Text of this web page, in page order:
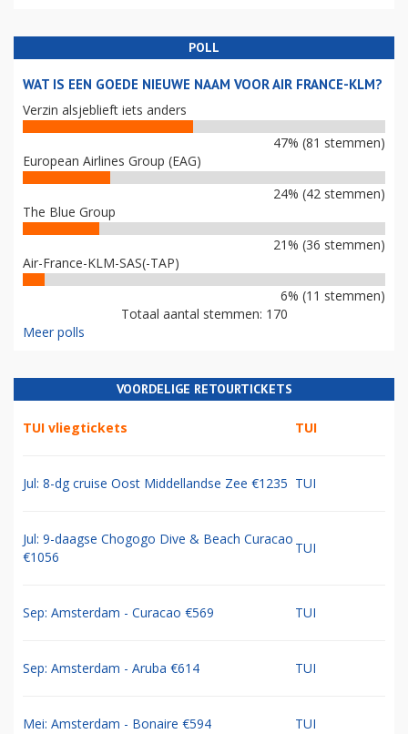
POLL
WAT IS EEN GOEDE NIEUWE NAAM VOOR AIR FRANCE-KLM?
Verzin alsjeblieft iets anders
47% (81 stemmen)
European Airlines Group (EAG)
24% (42 stemmen)
The Blue Group
21% (36 stemmen)
Air-France-KLM-SAS(-TAP)
6% (11 stemmen)
Totaal aantal stemmen: 170
Meer polls
VOORDELIGE RETOURTICKETS
TUI vliegtickets TUI
Jul: 8-dg cruise Oost Middellandse Zee €1235 TUI
Jul: 9-daagse Chogogo Dive & Beach Curacao
€1056
TUI
Sep: Amsterdam - Curacao €569 TUI
Sep: Amsterdam - Aruba €614 TUI
Mei: Amsterdam - Bonaire €594 TUI